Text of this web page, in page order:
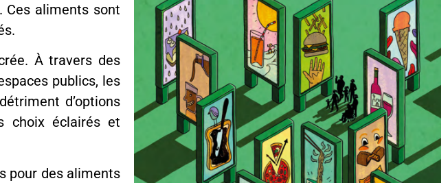
Ces aliments sont
À travers des
publics, les
d’options
choix éclairés et
pour des aliments